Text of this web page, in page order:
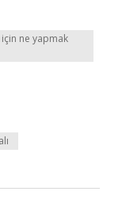
ne yapmak